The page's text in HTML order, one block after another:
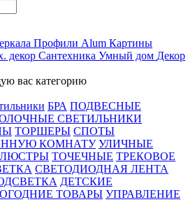
Профили Alum Картины
декор Сантехника Умный дом Декор
вас категорию
БРА ПОДВЕСНЫЕ
СВЕТИЛЬНИКИ
ТОРШЕРЫ СПОТЫ
КОМНАТУ УЛИЧНЫЕ
ЛЮСТРЫ ТОЧЕЧНЫЕ ТРЕКОВОЕ
СВЕТОДИОДНАЯ ЛЕНТА
ДЕТСКИЕ
ТОВАРЫ УПРАВЛЕНИЕ